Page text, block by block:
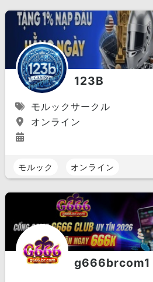
123B
モルックサークル
オンライン
モルック オンライン
g666brcom1